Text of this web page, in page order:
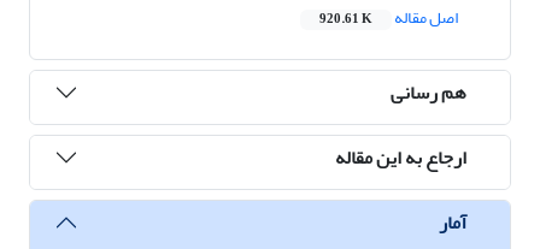
اصل مقاله
920.61 K
هم رسانی
ارجاع به این مقاله
آمار